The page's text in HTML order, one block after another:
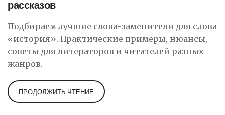
рассказов
Подбираем лучшие слова-заменители для слова
«история». Практические примеры, нюансы,
советы для литераторов и читателей разных
жанров.
ПРОДОЛЖИТЬ ЧТЕНИЕ